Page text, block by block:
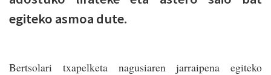
egiteko asmoa dute.
Bertsolari txapelketa nagusiaren jarraipena egiteko